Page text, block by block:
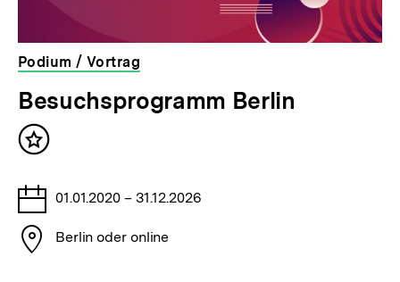
Podium / Vortrag
veranstaltet
von
der
bpb
Besuchsprogramm Berlin
Inhalt
Tage
01.01.2020 – 31.12.2026
Stadt
Berlin oder online